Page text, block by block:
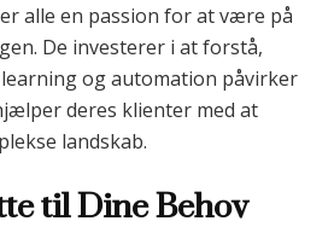
alle en passion for at være på
De investerer i at forstå,
og automation påvirker
deres klienter med at
landskab.
til Dine Behov